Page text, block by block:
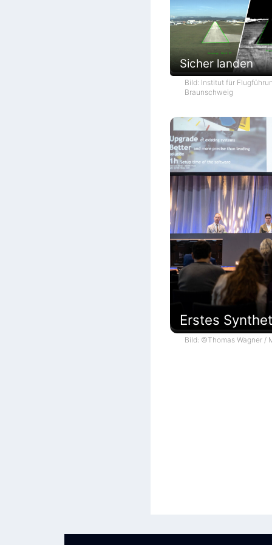
Sicher landen
Bild: Institut für
Braunschweig
Erstes
Bild: ©Thomas Wagner /